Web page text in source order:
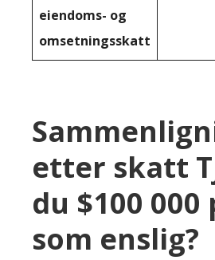
eiendoms- og
omsetningsskatt
etter skatt
du $100 000
som enslig?